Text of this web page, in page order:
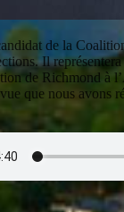
de la
Il
de Richmond à
que nous avons